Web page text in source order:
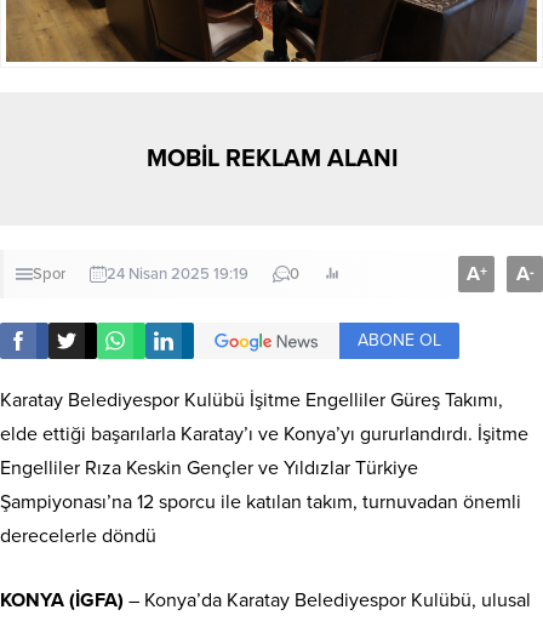
MOBİL REKLAM ALANI
Spor 24 Nisan 2025 19:19 0 A+ A-
ABONE OL
Karatay Belediyespor Kulübü İşitme Engelliler Güreş Takımı,
elde ettiği başarılarla Karatay’ı ve Konya’yı gururlandırdı. İşitme
Engelliler Rıza Keskin Gençler ve Yıldızlar Türkiye
Şampiyonası’na 12 sporcu ile katılan takım, turnuvadan önemli
derecelerle döndü
KONYA (İGFA) – Konya’da Karatay Belediyespor Kulübü, ulusal